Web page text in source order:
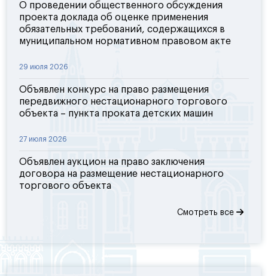
О проведении общественного обсуждения
проекта доклада об оценке применения
обязательных требований, содержащихся в
муниципальном нормативном правовом акте
29 июля 2026
Объявлен конкурс на право размещения
передвижного нестационарного торгового
объекта – пункта проката детских машин
27 июля 2026
Объявлен аукцион на право заключения
договора на размещение нестационарного
торгового объекта
Смотреть все